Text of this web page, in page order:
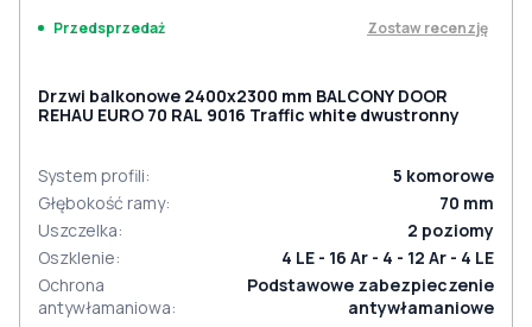
Przedsprzedaż Zostaw recenzję
Drzwi balkonowe 2400x2300 mm BALCONY DOOR
REHAU EURO 70 RAL 9016 Traffic white dwustronny
System profili: 5 komorowe
Głębokość ramy: 70 mm
Uszczelka: 2 poziomy
Oszklenie:
4 LE - 16 Ar - 4 - 12 Ar - 4 LE
Ochrona
antywłamaniowa:
Podstawowe zabezpieczenie
antywłamaniowe